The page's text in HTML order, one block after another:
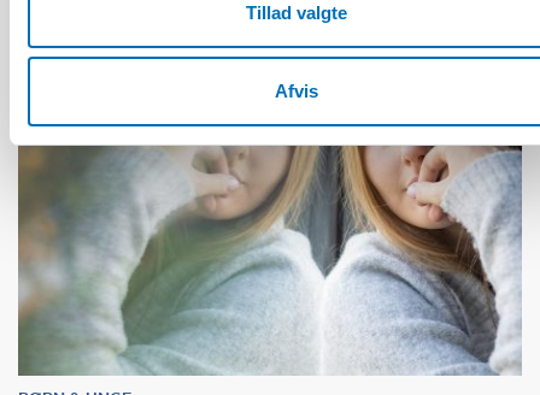
Tillad valgte
Afvis